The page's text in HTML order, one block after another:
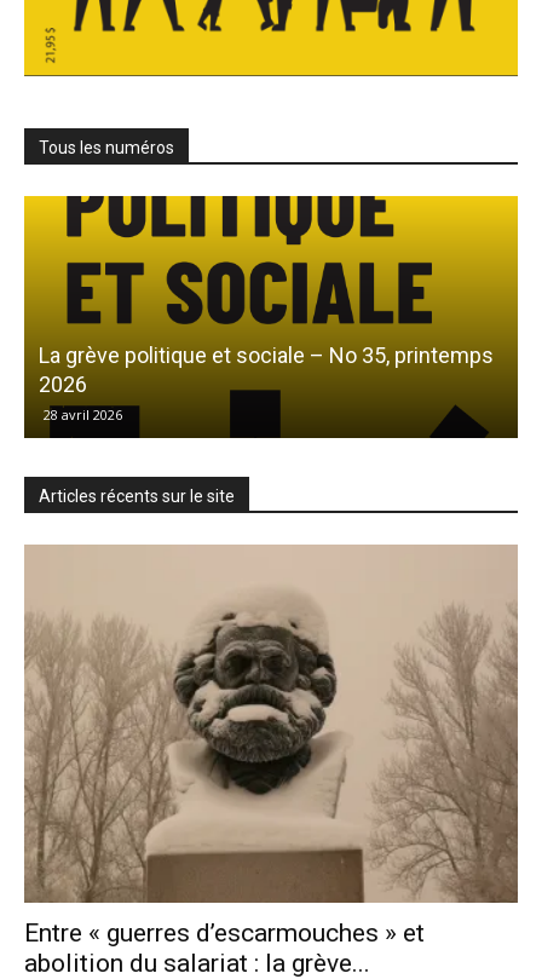
Tous les numéros
La grève politique et sociale – No 35, printemps
2026
28 avril 2026
Articles récents sur le site
Entre « guerres d’escarmouches » et
abolition du salariat : la grève...